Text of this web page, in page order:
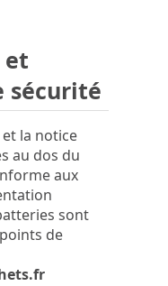
et
sécurité
la notice
au dos du
aux
sont
de